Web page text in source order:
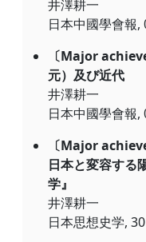
井澤耕一
日本中國學會報,
〔Major
元）
井澤耕一
日本中國學會報,
〔Major
日本と変容する
井澤耕一
日本思想史学,